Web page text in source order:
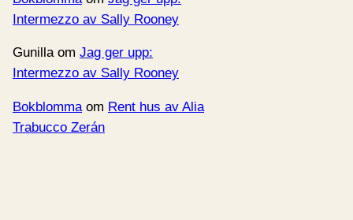
Intermezzo av Sally Rooney
Gunillaom Jag ger upp:
Intermezzo av Sally Rooney
Bokblommaom Rent hus av Alia
Trabucco Zerán